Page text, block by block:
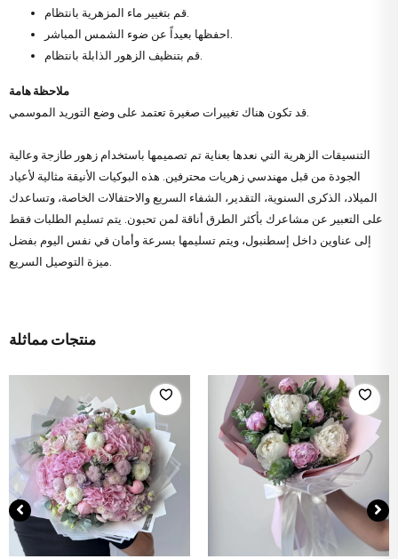
ملاحظة هامة
التنسيقات الزهرية التي نعدها بعناية تم تصميمها باستخدام زهور طازجة وعالية
الجودة من قبل مهندسي زهريات محترفين. هذه البوكيات الأنيقة مثالية لأعياد
الميلاد، الذكرى السنوية، التقدير، الشفاء السريع والاحتفالات الخاصة، وتساعدك
على التعبير عن مشاعرك بأكثر الطرق أناقة لمن تحبون. يتم تسليم الطلبات فقط
إلى عناوين داخل إسطنبول، ويتم تسليمها بسرعة وأمان في نفس اليوم بفضل
منتجات مماثلة